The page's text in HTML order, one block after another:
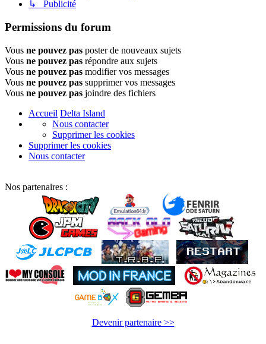
↳ Publicité
Permissions du forum
Vous ne pouvez pas poster de nouveaux sujets
Vous ne pouvez pas répondre aux sujets
Vous ne pouvez pas modifier vos messages
Vous ne pouvez pas supprimer vos messages
Vous ne pouvez pas joindre des fichiers
Accueil Delta Island
Nous contacter
Supprimer les cookies
Supprimer les cookies
Nous contacter
Nos partenaires :
Devenir partenaire >>